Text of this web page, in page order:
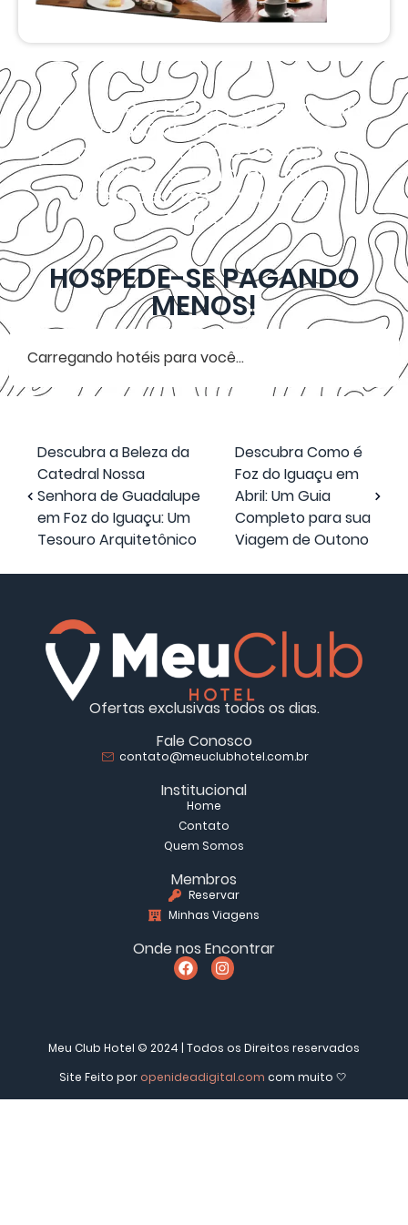
Encontre o hotel perfeito para
sua próxima Viagem ao
pesquisar abaixo e descubra a
incrível economia que
oferecemos em nossas
tarifas.
HOSPEDE-SE PAGANDO
MENOS!
Carregando hotéis para você...
Descubra a Beleza da
Catedral Nossa
Senhora de Guadalupe
em Foz do Iguaçu: Um
Tesouro Arquitetônico
Descubra Como é
Foz do Iguaçu em
Abril: Um Guia
Completo para sua
Viagem de Outono
Ofertas exclusivas todos os dias.
Fale Conosco
contato@meuclubhotel.com.br
Institucional
Home
Contato
Quem Somos
Membros
Reservar
Minhas Viagens
Onde nos Encontrar
Meu Club Hotel © 2024 | Todos os Direitos reservados
Site Feito por openideadigital.com com muito 🤍